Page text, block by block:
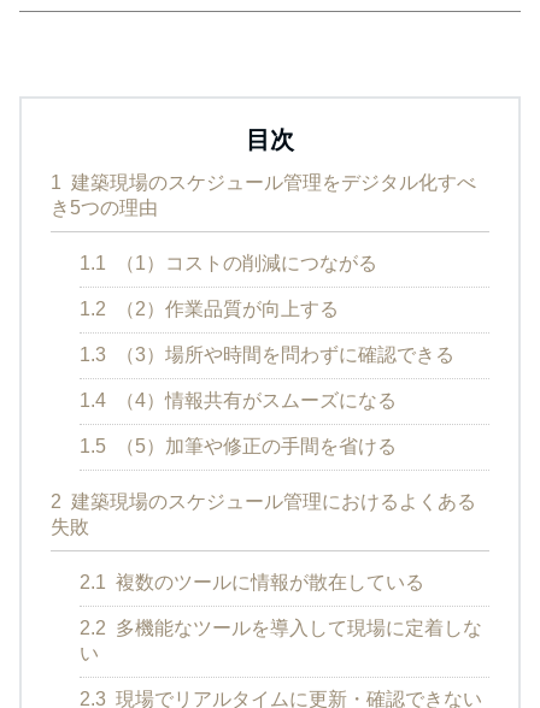
目次
1 建築現場のスケジュール管理をデジタル化すべ
き5つの理由
1.1 （1）コストの削減につながる
1.2 （2）作業品質が向上する
1.3 （3）場所や時間を問わずに確認できる
1.4 （4）情報共有がスムーズになる
1.5 （5）加筆や修正の手間を省ける
2 建築現場のスケジュール管理におけるよくある
失敗
2.1 複数のツールに情報が散在している
2.2 多機能なツールを導入して現場に定着しな
い
2.3 現場でリアルタイムに更新・確認できない